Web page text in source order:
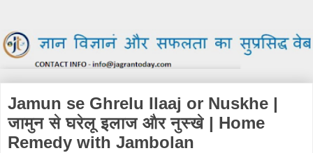
Jamun se Ghrelu Ilaaj or Nuskhe |
जामुन से घरेलू इलाज और नुस्खे | Home
Remedy with Jambolan